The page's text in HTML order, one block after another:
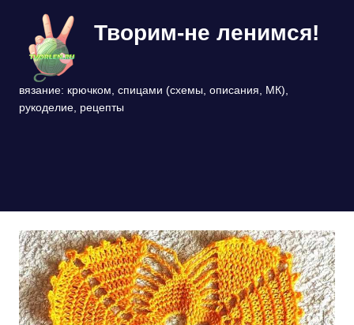
содержимому
Творим-не ленимся!
вязание: крючком, спицами (схемы, описания, МК),
рукоделие, рецепты